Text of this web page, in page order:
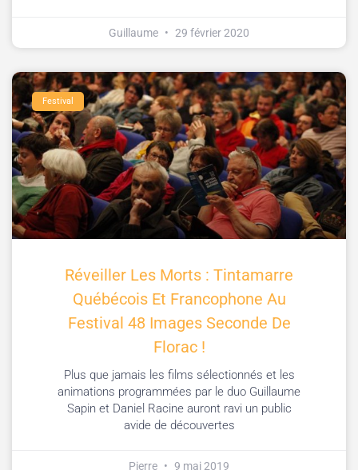
Guillaume 29 février 2020
Festival
Réveiller Les Morts : Tintamarre
Québécois Et Francophone Au
Festival 48 Images Seconde De
Florac !
Plus que jamais les films sélectionnés et les
animations programmées par le duo Guillaume
Sapin et Daniel Racine auront ravi un public
avide de découvertes
Pierre 9 mai 2019